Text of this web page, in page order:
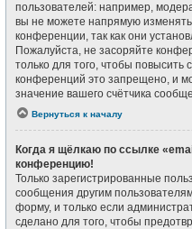
пользователей: например,
вы не можете напрямую
конференции, так как они
Пожалуйста, не засоряйте
только для того, чтобы повысить
конференций это запрещено, и
значение вашего счётчика
Вернуться к началу
Когда я щёлкаю по ссылке
конференцию!
Только зарегистрированные
сообщения другим
форму, и только если
сделано для того, чтобы